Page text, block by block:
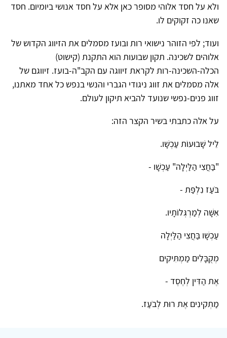
ולא על חסד אלוהי מסופר כאן אלא על חסד אנושי ביומיום. חסד
שאנו כה זקוקים לו.
ועוד; לפי הזוהר נישואי רות ובועז מסמלים את הזיווג הקדוש של
אלוהים לשכינה. תקון שבועות הוא התקנת (קישוט)
הכלה-השכינה-רות לקראת זיווגה עם הקב"ה-בועז. זיווגם של
אלה מסמלים את זווג ניגודי הגברי והנשי בנפש כל אחד מאתנו,
זווג פנים-נפשי שנועד להביא תיקון לעולם.
על אלה כתבתי בשיר הקצר הזה:
לֵיל שָׁבוּעוֹת עַכְשָׁו.
"בַּחֲצִי הַלַּיְלָה" עַכְשָׁו -
בֹּעַז נִלְפַּת -
אִשָּׁה לְמַרְגְּלוֹתָיו.
עַכְשָׁו בַּחֲצִי הַלַּיְלָה
מְקֻבָּלִים מַמְתִּיקִים
אֶת הַדִּין לְחֶסֶד -
מַתְקִינִים אֶת רוּת לְבֹעַז.